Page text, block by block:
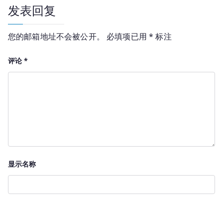
发表回复
您的邮箱地址不会被公开。 必填项已用* 标注
评论*
显示名称